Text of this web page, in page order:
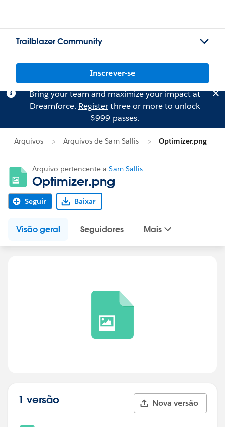
Trailblazer Community
Inscrever-se
Bring your team and maximize your impact at
Dreamforce. Registerthree or more to unlock
$999 passes.
Arquivos Arquivos de Sam Sallis Optimizer.png
Arquivo pertencente a Sam Sallis
Optimizer.png
Seguir Baixar
Visão geral Seguidores Mais
1 versão Nova versão